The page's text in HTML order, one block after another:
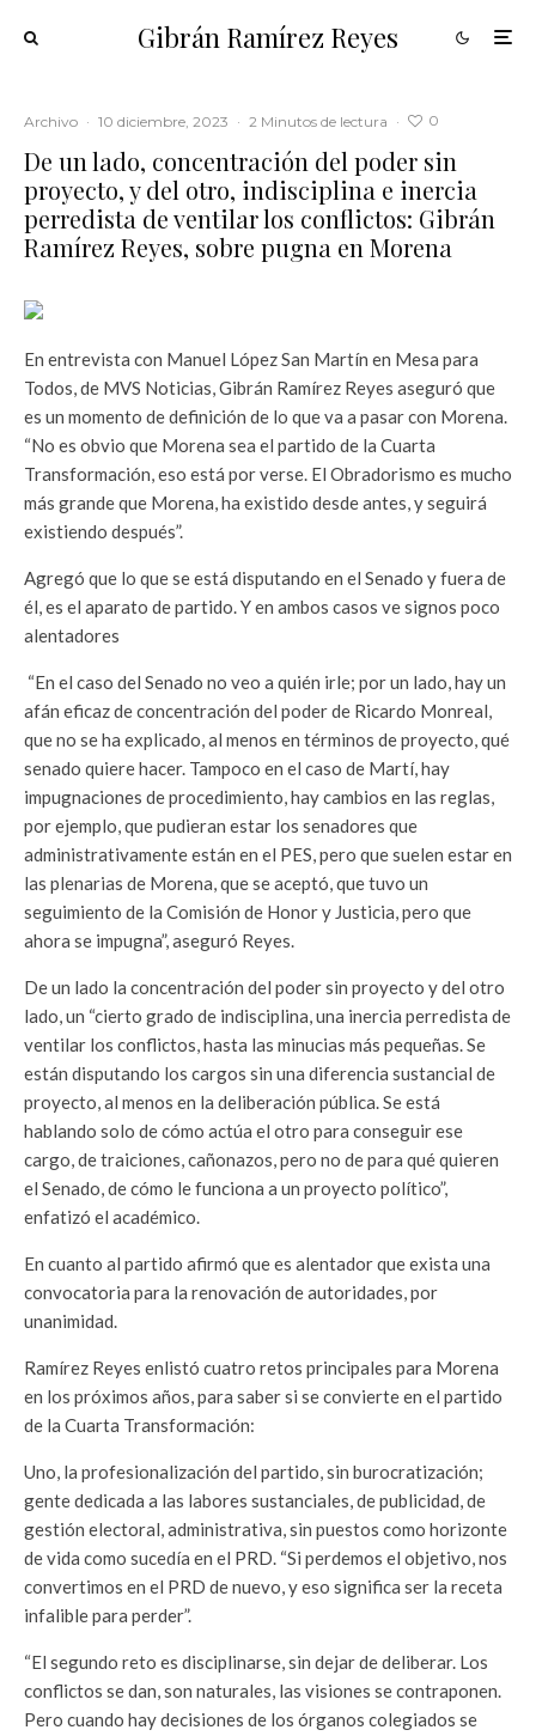
Gibrán Ramírez Reyes
Archivo · 10 diciembre, 2023 · 2 Minutos de lectura · 0
De un lado, concentración del poder sin
proyecto, y del otro, indisciplina e inercia
perredista de ventilar los conflictos: Gibrán
Ramírez Reyes, sobre pugna en Morena
En entrevista con Manuel López San Martín en Mesa para
Todos, de MVS Noticias, Gibrán Ramírez Reyes aseguró que
es un momento de definición de lo que va a pasar con Morena.
“No es obvio que Morena sea el partido de la Cuarta
Transformación, eso está por verse. El Obradorismo es mucho
más grande que Morena, ha existido desde antes, y seguirá
existiendo después”.
Agregó que lo que se está disputando en el Senado y fuera de
él, es el aparato de partido. Y en ambos casos ve signos poco
alentadores
“En el caso del Senado no veo a quién irle; por un lado, hay un
afán eficaz de concentración del poder de Ricardo Monreal,
que no se ha explicado, al menos en términos de proyecto, qué
senado quiere hacer. Tampoco en el caso de Martí, hay
impugnaciones de procedimiento, hay cambios en las reglas,
por ejemplo, que pudieran estar los senadores que
administrativamente están en el PES, pero que suelen estar en
las plenarias de Morena, que se aceptó, que tuvo un
seguimiento de la Comisión de Honor y Justicia, pero que
ahora se impugna”, aseguró Reyes.
De un lado la concentración del poder sin proyecto y del otro
lado, un “cierto grado de indisciplina, una inercia perredista de
ventilar los conflictos, hasta las minucias más pequeñas. Se
están disputando los cargos sin una diferencia sustancial de
proyecto, al menos en la deliberación pública. Se está
hablando solo de cómo actúa el otro para conseguir ese
cargo, de traiciones, cañonazos, pero no de para qué quieren
el Senado, de cómo le funciona a un proyecto político”,
enfatizó el académico.
En cuanto al partido afirmó que es alentador que exista una
convocatoria para la renovación de autoridades, por
unanimidad.
Ramírez Reyes enlistó cuatro retos principales para Morena
en los próximos años, para saber si se convierte en el partido
de la Cuarta Transformación:
Uno, la profesionalización del partido, sin burocratización;
gente dedicada a las labores sustanciales, de publicidad, de
gestión electoral, administrativa, sin puestos como horizonte
de vida como sucedía en el PRD. “Si perdemos el objetivo, nos
convertimos en el PRD de nuevo, y eso significa ser la receta
infalible para perder”.
“El segundo reto es disciplinarse, sin dejar de deliberar. Los
conflictos se dan, son naturales, las visiones se contraponen.
Pero cuando hay decisiones de los órganos colegiados se